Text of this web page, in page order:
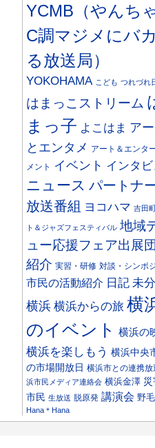
YCMB（やんち
C調マジメにバ
る放送局）
YOKOHAMA こども つれづれ
はまっこストリーム
まっ子 よこはま ア
とエンタメ アート＆エンタ
メント
イベント インタ
ニュース パートナ
放送番組 ヨコハマ 吉田
ト＆ジャズフェスティバル 地域
ュー応援フェア出展
紹介 実習・研修 対談・シンポ
市民の活動紹介 日記 未
横浜 横浜からの旅 横
のイベント
横浜の
横浜を楽しもう 横浜中央
の市場開放日 横浜市との連携放
浜市民メディア連絡会 横浜金澤
市民 生放送 脱原発 講演会 野毛
Hana＊Hana